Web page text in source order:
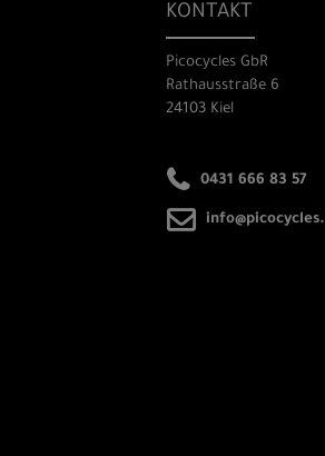
KONTAKT
Picocycles GbR
Rathausstraße 6
24103 Kiel
0431 666 83 57